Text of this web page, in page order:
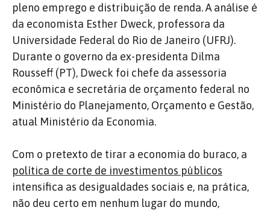
pleno emprego e distribuição de renda. A análise é
da economista Esther Dweck, professora da
Universidade Federal do Rio de Janeiro (UFRJ).
Durante o governo da ex-presidenta Dilma
Rousseff (PT), Dweck foi chefe da assessoria
econômica e secretária de orçamento federal no
Ministério do Planejamento, Orçamento e Gestão,
atual Ministério da Economia.
Com o pretexto de tirar a economia do buraco, a
política de corte de investimentos públicos
intensifica as desigualdades sociais e, na prática,
não deu certo em nenhum lugar do mundo,